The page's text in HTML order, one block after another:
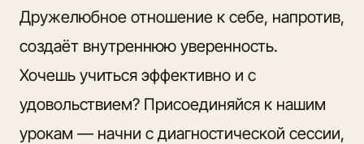
Дружелюбное отношение к себе, напротив,
создаёт внутреннюю уверенность.
Хочешь учиться эффективно и с
удовольствием? Присоединяйся к нашим
урокам — начни с диагностической сессии,